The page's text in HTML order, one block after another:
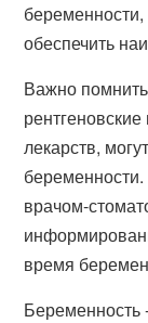
обеспечить
Важно
лекарств,
врачом-
время
Беременность